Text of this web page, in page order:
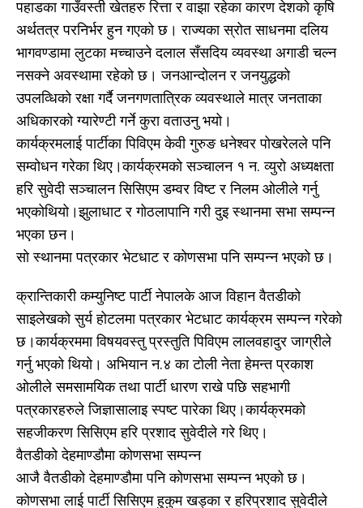
पहाडका गाउँवस्ती खेतहरु रित्ता र वाझा रहेका कारण देशको कृषि
अर्थतत्र परनिर्भर हुन गएको छ। राज्यका स्रोत साधनमा दलिय
भागवण्डामा लुटका मच्चाउने दलाल सँसदिय व्यवस्था अगाडी चल्न
नसक्ने अवस्थामा रहेको छ। जनआन्दोलन र जनयुद्धको
उपलव्धिको रक्षा गर्दै जनगणतात्रिक व्यवस्थाले मात्र जनताका
अधिकारको ग्यारेण्टी गर्ने कुरा वताउनु भयो।
कार्यक्रमलाई पार्टीका पिविएम केवी गुरुङ धनेश्वर पोखरेलले पनि
सम्वोधन गरेका थिए।कार्यक्रमको सञ्चालन १ न. व्युरो अध्यक्षता
हरि सुवेदी सञ्चालन सिसिएम डम्वर विष्ट र निलम ओलीले गर्नु
भएकोथियो।झुलाधाट र गोठलापानि गरी दुइ स्थानमा सभा सम्पन्न
भएका छन।
सो स्थानमा पत्रकार भेटधाट र कोणसभा पनि सम्पन्न भएको छ।
क्रान्तिकारी कम्युनिष्ट पार्टी नेपालके आज विहान वैतडीको
साइलेखको सुर्य होटलमा पत्रकार भेटधाट कार्यक्रम सम्पन्न गरेको
छ।कार्यक्रममा विषयवस्तु प्रस्तुति पिविएम लालवहादुर जाग्रीले
गर्नु भएको थियो। अभियान न.४ का टोली नेता हेमन्त प्रकाश
ओलीले समसामयिक तथा पार्टी धारण राखे पछि सहभागी
पत्रकारहरुले जिज्ञासालाइ स्पष्ट पारेका थिए।कार्यक्रमको
सहजीकरण सिसिएम हरि प्रशाद सुवेदीले गरे थिए।
वैतडीको देहमाण्डौमा कोणसभा सम्पन्न
आजै वैतडीको देहमाण्डौमा पनि कोणसभा सम्पन्न भएको छ।
कोणसभा लाई पार्टी सिसिएम हुकुम खड्का र हरिप्रशाद सुवेदीले